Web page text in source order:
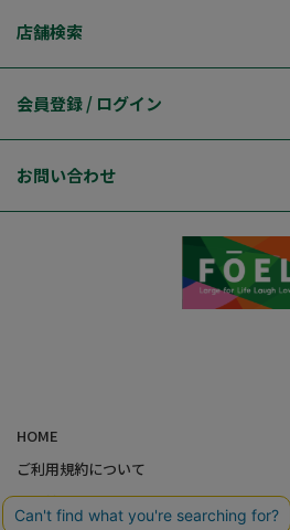
店舗検索
会員登録 / ログイン
お問い合わせ
HOME
ご利用規約について
個人情報の取り扱いについて